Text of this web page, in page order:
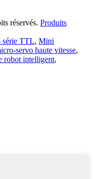
réservés. Produits
série TTL, Mini
servo haute vitesse,
robot intelligent,